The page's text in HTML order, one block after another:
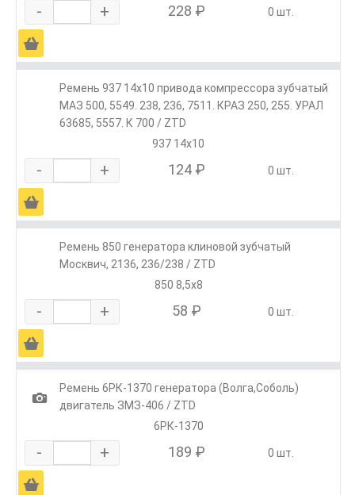
- + 228 ₽ 0 шт.
Ä
Ремень 937 14х10 привода компрессора зубчатый
МАЗ 500, 5549. 238, 236, 7511. КРАЗ 250, 255. УРАЛ
63685, 5557. К 700 / ZTD
937 14х10
- + 124 ₽ 0 шт.
Ä
Ремень 850 генератора клиновой зубчатый
Москвич, 2136, 236/238 / ZTD
850 8,5х8
- + 58 ₽ 0 шт.
Ä
1
Ремень 6РК-1370 генератора (Волга,Соболь)
двигатель ЗМЗ-406 / ZTD
6РК-1370
- + 189 ₽ 0 шт.
Ä